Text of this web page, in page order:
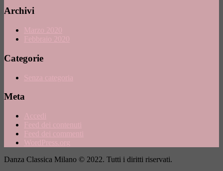
Archivi
Marzo 2020
Febbraio 2020
Categorie
Senza categoria
Meta
Accedi
Feed dei contenuti
Feed dei commenti
WordPress.org
Danza Classica Milano © 2022. Tutti i diritti riservati.